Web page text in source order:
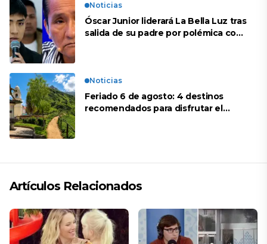
Noticias
Óscar Junior liderará La Bella Luz tras
salida de su padre por polémica con
Noticias
Feriado 6 de agosto: 4 destinos
recomendados para disfrutar el
Artículos Relacionados